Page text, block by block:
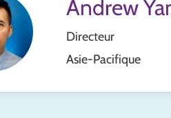
Andrew
Directeur
Asie-Pacifique